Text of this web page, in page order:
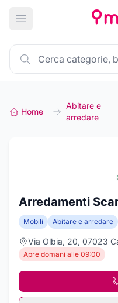
Apri menu principale
Home
Abitare e
arredare
Arredamenti
Mobili Abitare e arredare
Via Olbia, 20, 07023
Apre domani alle 09:00